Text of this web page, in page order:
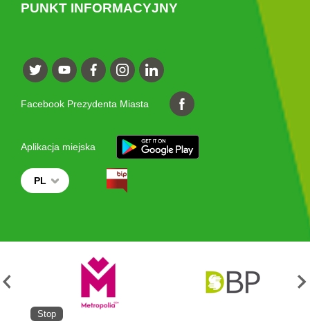
PUNKT INFORMACYJNY
Facebook Prezydenta Miasta
Aplikacja miejska
PL
Stop